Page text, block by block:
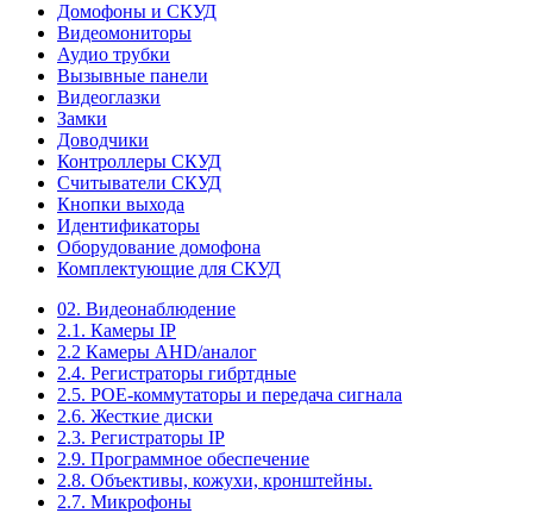
Домофоны и СКУД
Видеомониторы
Аудио трубки
Вызывные панели
Видеоглазки
Замки
Доводчики
Контроллеры СКУД
Считыватели СКУД
Кнопки выхода
Идентификаторы
Оборудование домофона
Комплектующие для СКУД
02. Видеонаблюдение
2.1. Камеры IP
2.2 Камеры AHD/аналог
2.4. Регистраторы гибртдные
2.5. РОЕ-коммутаторы и передача сигнала
2.6. Жесткие диски
2.3. Регистраторы IP
2.9. Программное обеспечение
2.8. Объективы, кожухи, кронштейны.
2.7. Микрофоны